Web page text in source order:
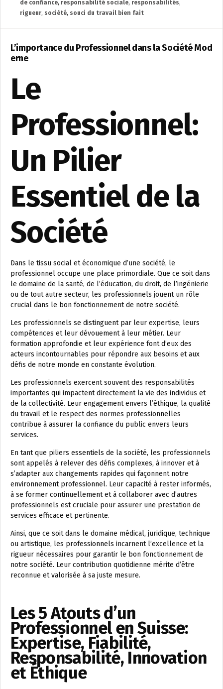
de confiance, responsabilité sociale, responsabilités,
rigueur, société, souci du travail bien fait
L’importance du Professionnel dans la Société Mod
erne
Le
Professionnel:
Un Pilier
Essentiel de la
Société
Dans le tissu social et économique d’une société, le
professionnel occupe une place primordiale. Que ce soit dans
le domaine de la santé, de l’éducation, du droit, de l’ingénierie
ou de tout autre secteur, les professionnels jouent un rôle
crucial dans le bon fonctionnement de notre société.
Les professionnels se distinguent par leur expertise, leurs
compétences et leur dévouement à leur métier. Leur
formation approfondie et leur expérience font d’eux des
acteurs incontournables pour répondre aux besoins et aux
défis de notre monde en constante évolution.
Les professionnels exercent souvent des responsabilités
importantes qui impactent directement la vie des individus et
de la collectivité. Leur engagement envers l’éthique, la qualité
du travail et le respect des normes professionnelles
contribue à assurer la confiance du public envers leurs
services.
En tant que piliers essentiels de la société, les professionnels
sont appelés à relever des défis complexes, à innover et à
s’adapter aux changements rapides qui façonnent notre
environnement professionnel. Leur capacité à rester informés,
à se former continuellement et à collaborer avec d’autres
professionnels est cruciale pour assurer une prestation de
services efficace et pertinente.
Ainsi, que ce soit dans le domaine médical, juridique, technique
ou artistique, les professionnels incarnent l’excellence et la
rigueur nécessaires pour garantir le bon fonctionnement de
notre société. Leur contribution quotidienne mérite d’être
reconnue et valorisée à sa juste mesure.
Les 5 Atouts d’un
Professionnel en Suisse:
Expertise, Fiabilité,
Responsabilité, Innovation
et Éthique